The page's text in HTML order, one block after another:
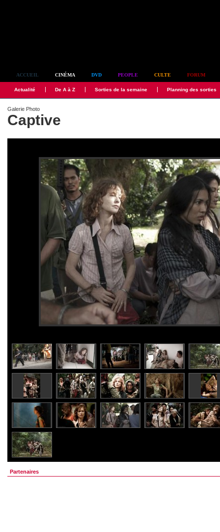
ACCUEIL CINÉMA DVD PEOPLE CULTE FORUM
Actualité De A à Z Sorties de la semaine Planning des sorties
Galerie Photo
Captive
Partenaires